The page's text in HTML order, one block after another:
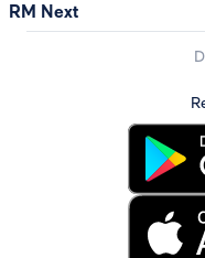
RM Next